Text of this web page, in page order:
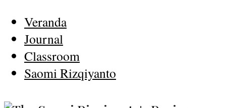
Veranda
Journal
Classroom
Saomi Rizqiyanto